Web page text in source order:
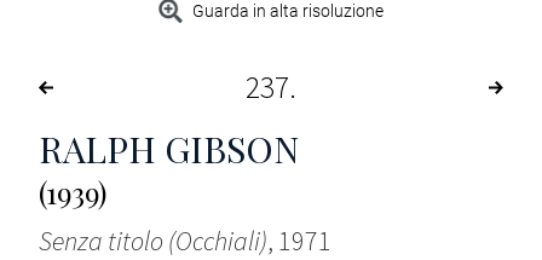
Guarda in alta risoluzione
237
RALPH GIBSON
(1939)
Senza titolo (Occhiali), 1971